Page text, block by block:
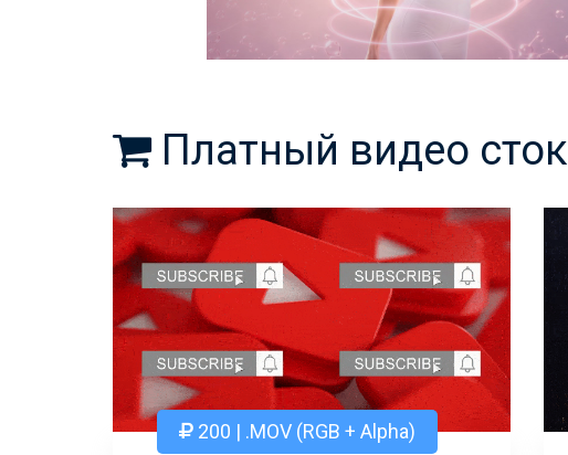
Платный видео сток
200 | .MOV (RGB + Alpha)